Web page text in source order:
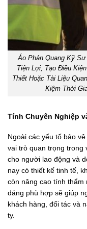
Áo Phản Quang Kỹ
Tiện Lợi, Tạo Điều
Thiết Hoặc Tài Liệu
Kiệm Thời
Tính Chuyên Nghiệp
Ngoài các yếu tố bảo
vai trò quan trọng trong
cho người lao động và
nay có thiết kế tinh tế,
còn nâng cao tính thẩm
dáng phù hợp sẽ giúp
khách hàng, đối tác và
ty.